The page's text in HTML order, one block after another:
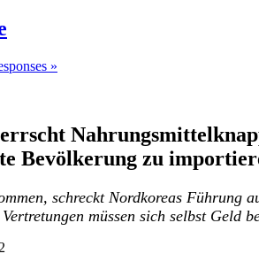
»
Bevölkerung zu
schreckt Nordkoreas Führung
müssen sich selbst Geld